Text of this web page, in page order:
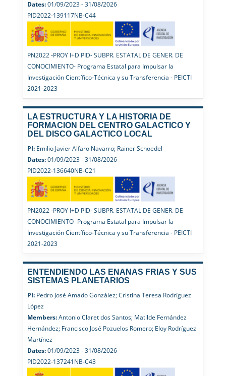
Dates:01/09/2023 - 31/08/2026
PID2022-139117NB-C44
PN2022 -PROY I+D PID- SUBPR. ESTATAL DE GENER. DE
CONOCIMIENTO- Programa Estatal para Impulsar la
Investigación Científico-Técnica y su Transferencia - PEICTI
2021-2023
LA ESTRUCTURA Y LA HISTORIA DE
FORMACION DEL CENTRO GALACTICO Y
DEL DISCO GALACTICO LOCAL
PI:Emilio Javier Alfaro Navarro; Rainer Schoedel
Dates:01/09/2023 - 31/08/2026
PID2022-136640NB-C21
PN2022 -PROY I+D PID- SUBPR. ESTATAL DE GENER. DE
CONOCIMIENTO- Programa Estatal para Impulsar la
Investigación Científico-Técnica y su Transferencia - PEICTI
2021-2023
ENTENDIENDO LAS ENANAS FRIAS Y SUS
SISTEMAS PLANETARIOS
PI:Pedro José Amado González; Cristina Teresa Rodríguez
López
Members:Antonio Claret dos Santos; Matilde Fernández
Hernández; Francisco José Pozuelos Romero; Eloy Rodríguez
Martínez
Dates:01/09/2023 - 31/08/2026
PID2022-137241NB-C43